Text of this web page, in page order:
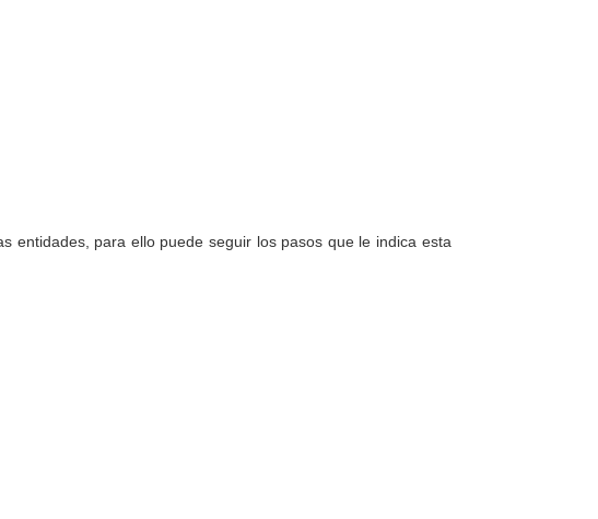
entidades, para ello puede seguir los pasos que le indica esta